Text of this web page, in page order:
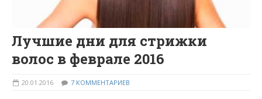
Лучшие дни для стрижки
волос в феврале 2016
20.01.2016 7 КОММЕНТАРИЕВ